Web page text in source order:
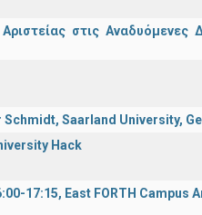
στις Αναδυόμενες
Schmidt, Saarland University,
Hack
17:15, East FORTH Campus